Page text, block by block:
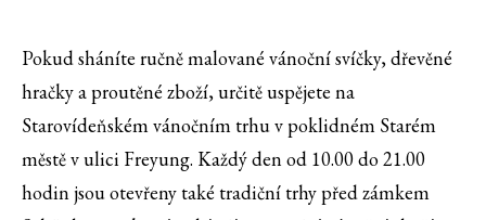
Pokud sháníte ručně malované vánoční svíčky, dřevěné
hračky a proutěné zboží, určitě uspějete na
Starovídeňském vánočním trhu v poklidném Starém
městě v ulici Freyung. Každý den od 10.00 do 21.00
hodin jsou otevřeny také tradiční trhy před zámkem